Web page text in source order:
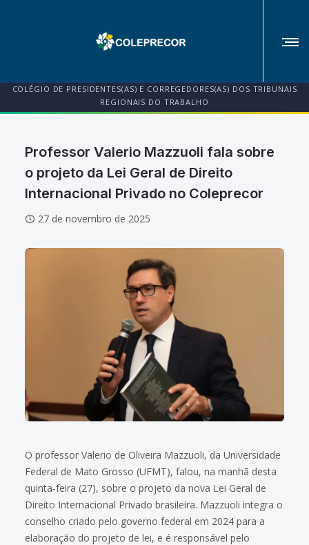
COLÉGIO DE PRESIDENTES(AS) E CORREGEDORES(AS) DOS TRIBUNAIS
REGIONAIS DO TRABALHO
Professor Valerio Mazzuoli fala sobre
o projeto da Lei Geral de Direito
Internacional Privado no Coleprecor
27 de novembro de 2025
O professor Valerio de Oliveira Mazzuoli, da Universidade
Federal de Mato Grosso (UFMT), falou, na manhã desta
quinta-feira (27), sobre o projeto da nova Lei Geral de
Direito Internacional Privado brasileira. Mazzuoli integra o
conselho criado pelo governo federal em 2024 para a
elaboração do projeto de lei, e é responsável pelo